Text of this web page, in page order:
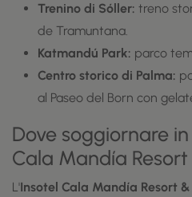
Trenino di Sóller: treno
de Tramuntana.
Katmandú Park: parco
Centro storico di Palma:
al Paseo del Born con
Dove soggiornare
Cala Mandía
L'Insotel Cala Mandía Resort